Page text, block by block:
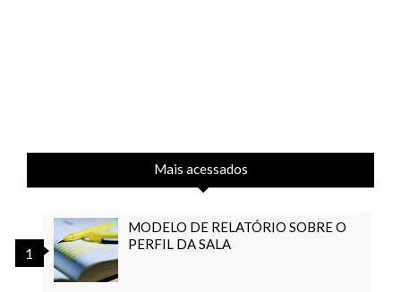
Mais acessados
MODELO DE RELATÓRIO SOBRE O
PERFIL DA SALA